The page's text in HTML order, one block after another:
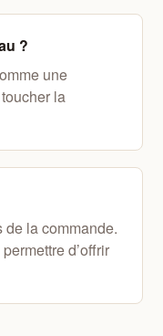
?
une
la
la commande.
d’offrir